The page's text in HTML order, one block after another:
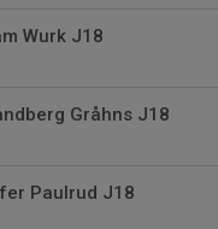
Wurk J18
Gråhns J18
Paulrud J18